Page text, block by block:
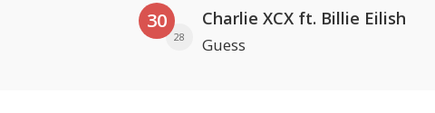
30
28
Charlie XCX ft. Billie Eilish
Guess